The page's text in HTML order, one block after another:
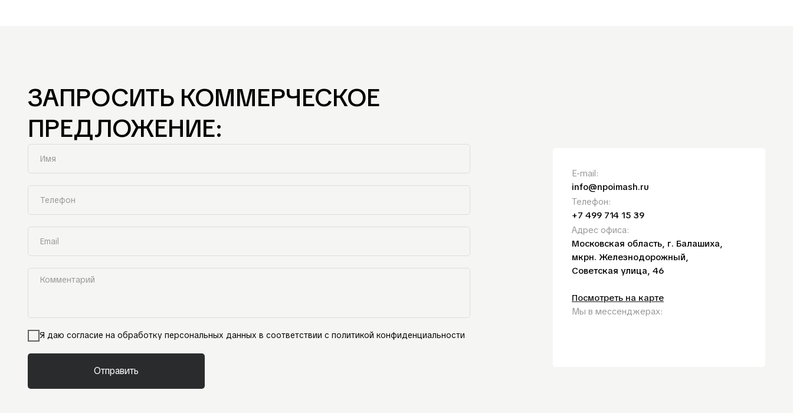
E-mail:
info@npoimash.ru
Телефон:
+7 499 714 15 39
Aдрес офиса:
Московская область, г. Балашиха,
мкрн. Железнодорожный,
Советская улица, 46
Посмотреть на карте
Мы в мессенджерах:
ЗАПРОСИТЬ КОММЕРЧЕСКОЕ
ПРЕДЛОЖЕНИЕ:
Я даю согласие на обработку персональных данных в соответствии с политикой конфиденциальности
Отправить